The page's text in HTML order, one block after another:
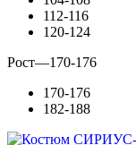
112-116
120-124
Рост—170-176
170-176
182-188